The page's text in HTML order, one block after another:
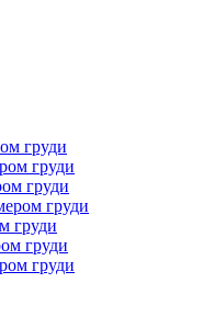
груди
груди
груди
груди
груди
груди
груди